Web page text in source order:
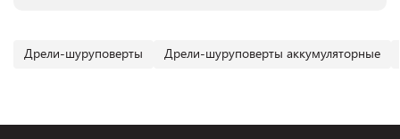
Дрели-шуруповерты Дрели-шуруповерты аккумуляторные